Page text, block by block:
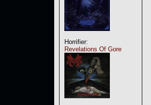
Horrifier:
Revelations Of Gore